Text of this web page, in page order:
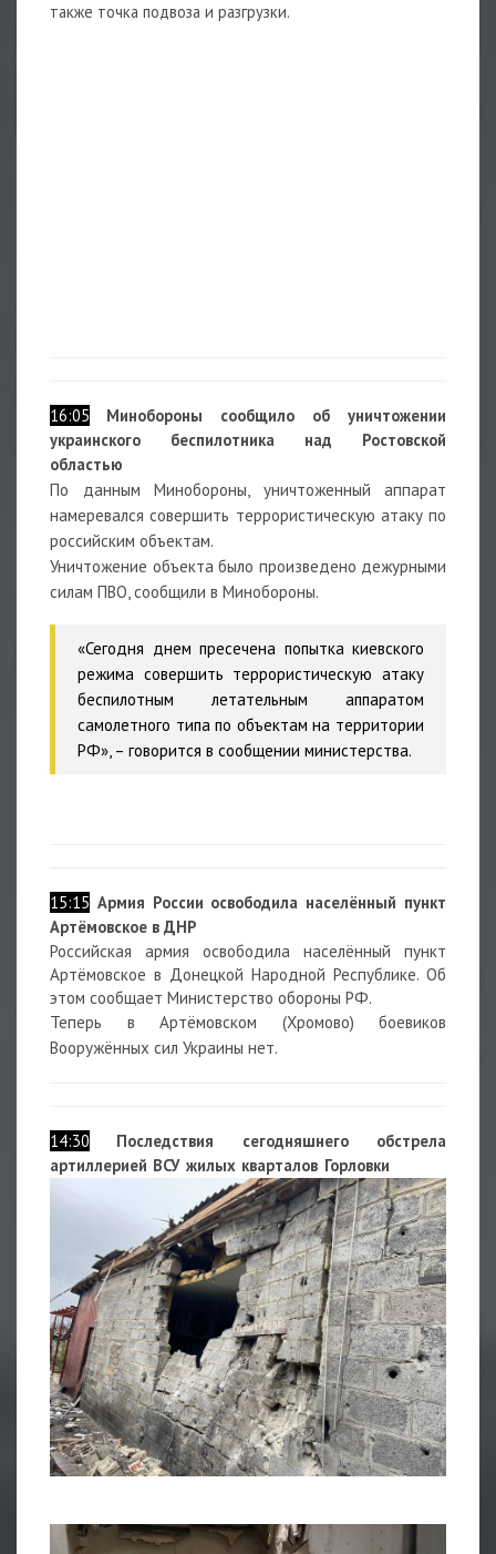
также точка подвоза и разгрузки.
16:05
Минобороны сообщило об уничтожении
украинского беспилотника над Ростовской
областью
По данным Минобороны, уничтоженный аппарат
намеревался совершить террористическую атаку по
российским объектам.
Уничтожение объекта было произведено дежурными
силам ПВО, сообщили в Минобороны.
«Сегодня днем пресечена попытка киевского
режима совершить террористическую атаку
беспилотным летательным аппаратом
самолетного типа по объектам на территории
РФ», – говорится в сообщении министерства.
15:15 Армия России освободила населённый пункт
Артёмовское в ДНР
Российская армия
освободила
населённый пункт
Артёмовское в Донецкой Народной Республике. Об
этом сообщает Министерство обороны РФ.
Теперь в Артёмовском (Хромово) боевиков
Вооружённых сил Украины нет.
14:30
Последствия сегодняшнего обстрела
артиллерией ВСУ жилых кварталов Горловки